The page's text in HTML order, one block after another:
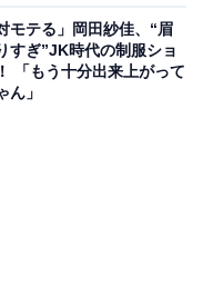
モテる」岡田紗佳、“眉
すぎ”JK時代の制服ショ
「もう十分出来上がって
ん」